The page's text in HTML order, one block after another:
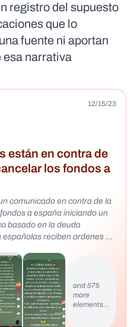
registro del supuesto
que lo
fuente ni aportan
esa narrativa
12/15/23
están en contra de
los fondos a
comunicado en contra de la
a españa iniciando un
basado en la deuda
and 575
more
elements…